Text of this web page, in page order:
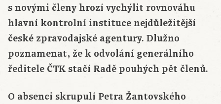
s novými členy hrozí vychýlit rovnováhu
hlavní kontrolní instituce nejdůležitější
české zpravodajské agentury. Dlužno
poznamenat, že k odvolání generálního
ředitele ČTK stačí Radě pouhých pět členů.
O absenci skrupulí Petra Žantovského